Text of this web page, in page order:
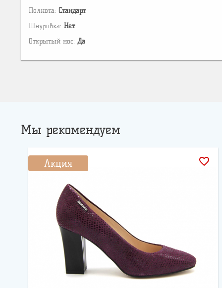
Полнота: Стандарт
Шнуровка: Нет
Открытый нос: Да
Мы рекомендуем
Акция favorite_border